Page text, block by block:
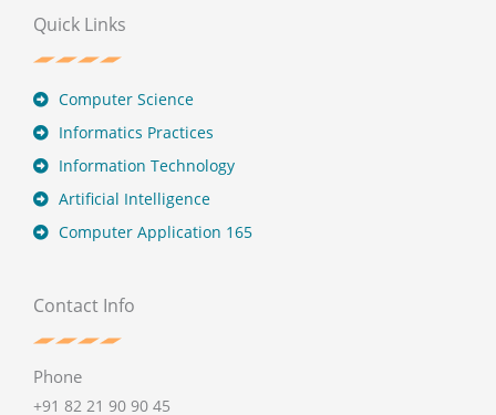
Quick Links
Computer Science
Informatics Practices
Information Technology
Artificial Intelligence
Computer Application 165
Contact Info
Phone
+91 82 21 90 90 45